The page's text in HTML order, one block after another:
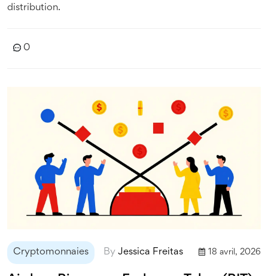
distribution.
0
Cryptomonnaies By Jessica Freitas 18 avril, 2026